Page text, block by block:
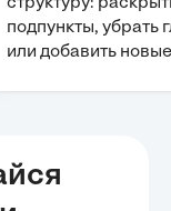
подпункты, убрать
или добавить новые